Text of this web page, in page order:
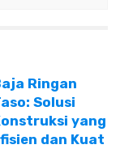
Ringan
Solusi
yang
dan Kuat